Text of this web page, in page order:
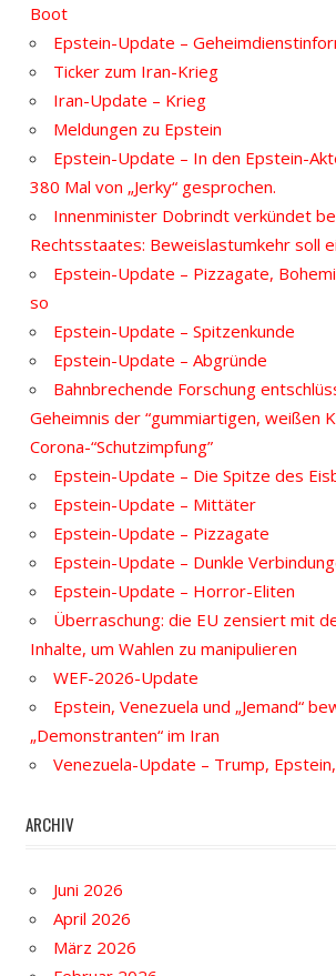
Boot
Epstein-Update –
Ticker zum Iran-Krieg
Iran-Update – Krieg
Meldungen zu Epstein
Epstein-Update – In den Epstein-
380 Mal von „Jerky“ gesprochen.
Innenminister Dobrindt verkündet
Rechtsstaates: Beweislastumkehr soll
Epstein-Update – Pizzagate,
so
Epstein-Update – Spitzenkunde
Epstein-Update – Abgründe
Bahnbrechende Forschung
Geheimnis der “gummiartigen, weißen
Corona-“Schutzimpfung”
Epstein-Update – Die Spitze des
Epstein-Update – Mittäter
Epstein-Update – Pizzagate
Epstein-Update – Dunkle
Epstein-Update – Horror-Eliten
Überraschung: die EU zensiert mit
Inhalte, um Wahlen zu manipulieren
WEF-2026-Update
Epstein, Venezuela und „Jemand“
„Demonstranten“ im Iran
Venezuela-Update – Trump,
ARCHIV
Juni 2026
April 2026
März 2026